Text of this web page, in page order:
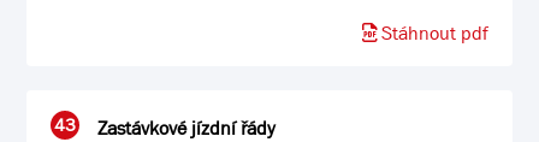
Stáhnout pdf
43
Zastávkové jízdní řády